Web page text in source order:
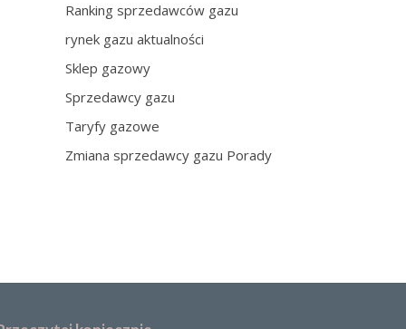
Ranking sprzedawców gazu
rynek gazu aktualności
Sklep gazowy
Sprzedawcy gazu
Taryfy gazowe
Zmiana sprzedawcy gazu Porady